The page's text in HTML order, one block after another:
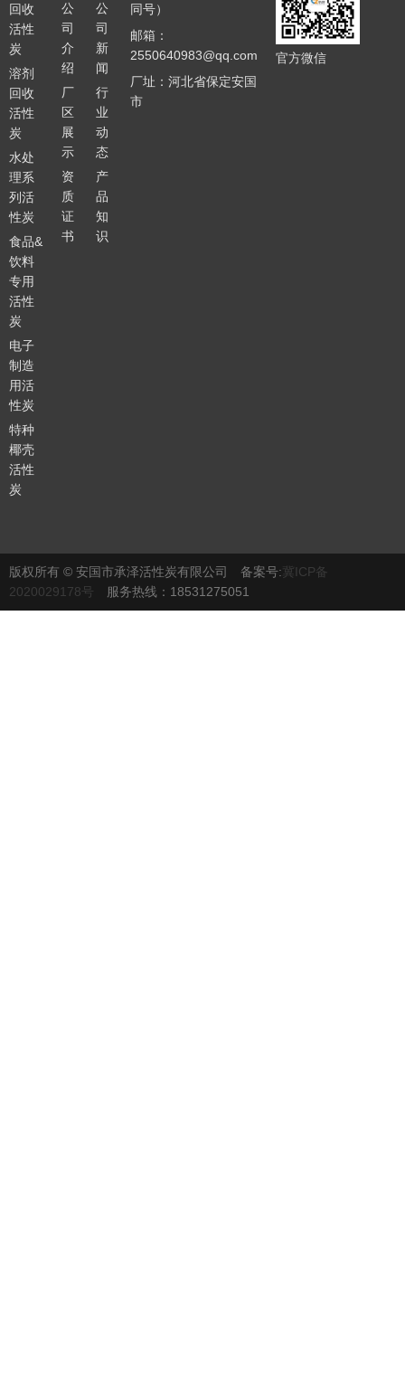
回收
活性
炭
溶剂
回收
活性
炭
水处
理系
列活
性炭
食品&
饮料
专用
活性
炭
电子
制造
用活
性炭
特种
椰壳
活性
炭
公
司
介
绍
厂
区
展
示
资
质
证
书
公
司
新
闻
行
业
动
态
产
品
知
识
同号）
邮箱：
2550640983@qq.com
厂址：河北省保定安国
市
官方微信
版权所有 © 安国市承泽活性炭有限公司 备案号: 冀ICP备
2020029178号 服务热线：18531275051